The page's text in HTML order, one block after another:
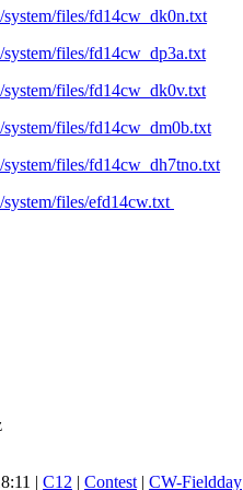
files/fd14cw_dk0n.txt
files/fd14cw_dp3a.txt
files/fd14cw_dk0v.txt
files/fd14cw_dm0b.txt
files/fd14cw_dh7tno.txt
files/efd14cw.txt
| C12 | Contest | CW-Fieldday